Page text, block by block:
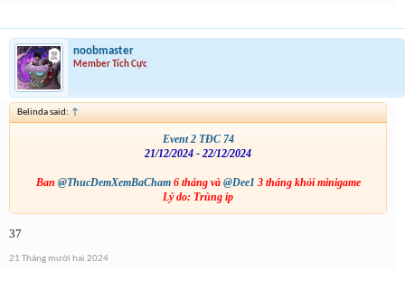
noobmaster
Member Tích Cực
Belinda said: ↑
Event 2 TĐC 74
21/12/2024 - 22/12/2024
Ban @ThucDemXemBaCham6 tháng và @Dee1 3 tháng khỏi minigame
Lý do: Trùng ip
37
21 Tháng mười hai 2024